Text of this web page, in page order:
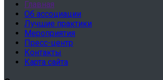
Главная
Об ассоциации
Лучшие практики
Мероприятия
Пресс-центр
Контакты
Карта сайта